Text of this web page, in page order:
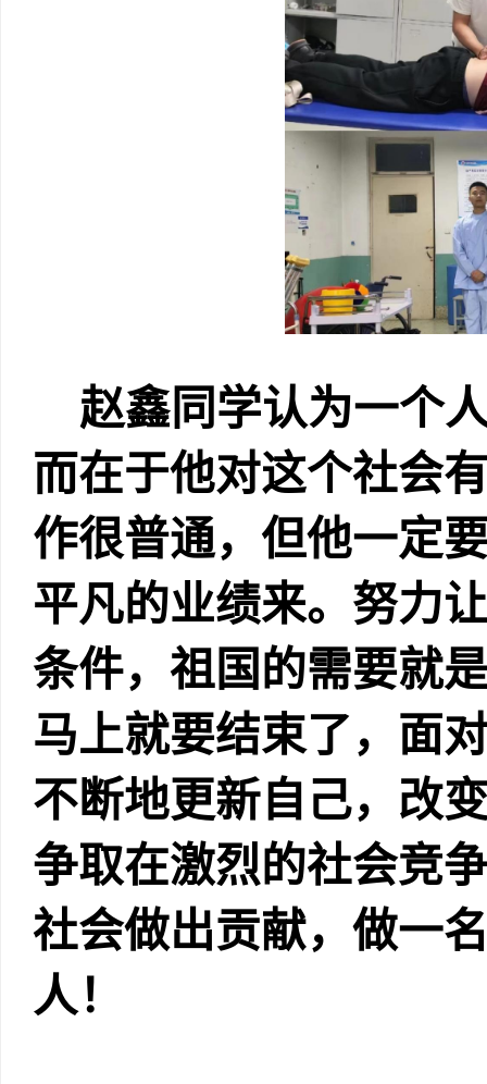
赵鑫同学认为一个
而在于他对这个社会
作很普通，但他一定
平凡的业绩来。努力
条件，祖国的需要就
马上就要结束了，面
不断地更新自己，改
争取在激烈的社会竞
社会做出贡献，做一
人！